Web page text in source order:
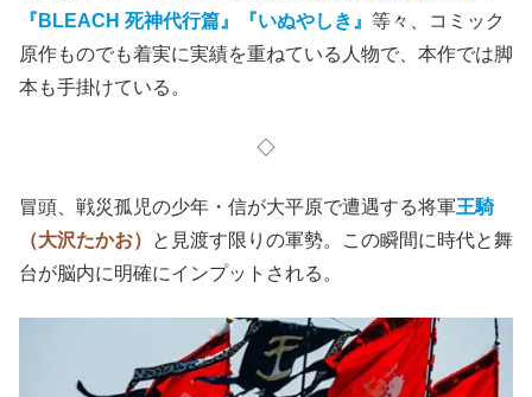
『BLEACH 死神代行篇』『いぬやしき』 等々、コミック
原作ものでも着実に実績を重ねている人物で、本作では脚
本も手掛けている。
◇
冒頭、戦災孤児の少年・信が大平原で遭遇する将軍王騎
（大沢たかお）
と見渡す限りの軍勢。この瞬間に時代と舞
台が脳内に明確にインプットされる。